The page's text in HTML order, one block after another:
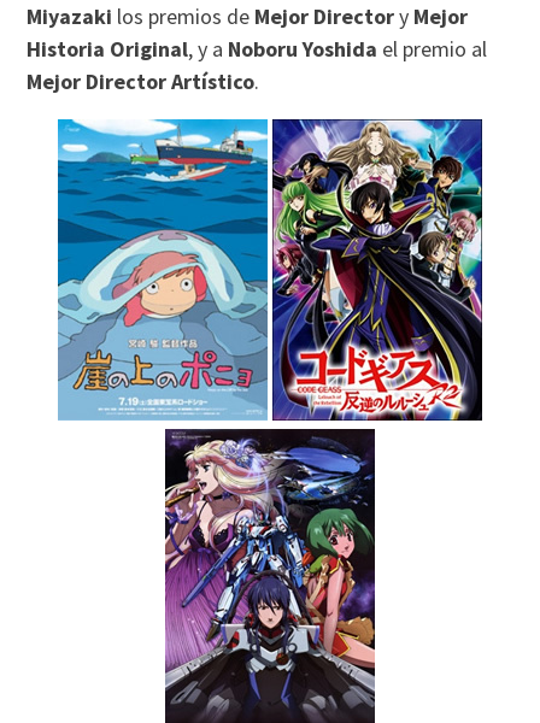
Miyazaki los premios de Mejor Directory Mejor
Historia Original, y a Noboru Yoshida el premio al
Mejor Director Artístico.